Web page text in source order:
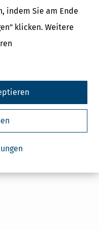
indem Sie am Ende
klicken. Weitere